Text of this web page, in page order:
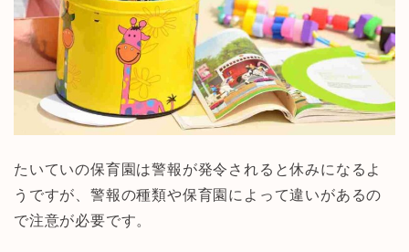
たいていの保育園は警報が発令されると休みになるよ
うですが、警報の種類や保育園によって違いがあるの
で注意が必要です。